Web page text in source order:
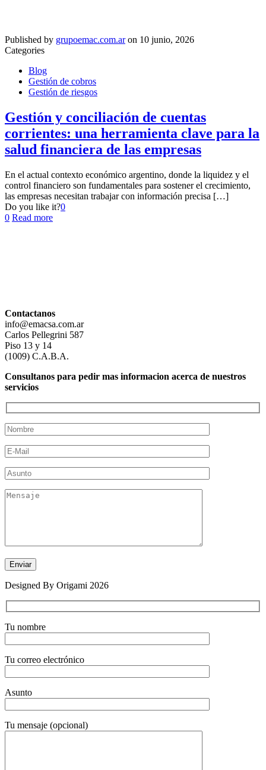
Published by grupoemac.com.ar on 10 junio, 2026
Categories
Blog
Gestión de cobros
Gestión de riesgos
Gestión y conciliación de cuentas
corrientes: una herramienta clave para la
salud financiera de las empresas
En el actual contexto económico argentino, donde la liquidez y el
control financiero son fundamentales para sostener el crecimiento,
las empresas necesitan trabajar con información precisa […]
Do you like it?0
0 Read more
Contactanos
info@emacsa.com.ar
Carlos Pellegrini 587
Piso 13 y 14
(1009) C.A.B.A.
Consultanos para pedir mas informacion acerca de nuestros
servicios
Designed By Origami 2026
Tu nombre
Tu correo electrónico
Asunto
Tu mensaje (opcional)